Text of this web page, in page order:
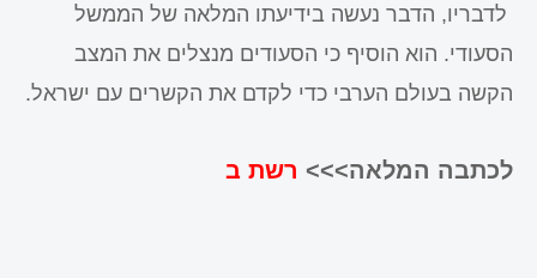
לדבריו, הדבר נעשה בידיעתו המלאה של הממשל
הסעודי. הוא הוסיף כי הסעודים מנצלים את המצב
הקשה בעולם הערבי כדי לקדם את הקשרים עם ישראל.
לכתבה המלאה>>> רשת ב